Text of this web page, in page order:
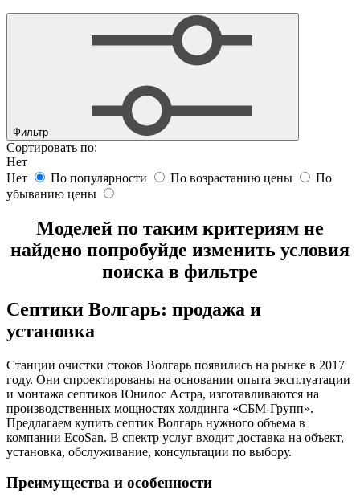
Фильтр
Сортировать по:
Нет
Нет
По популярности По возрастанию цены
По
убыванию цены
Моделей по таким критериям не
найдено попробуйде изменить условия
поиска в фильтре
Септики Волгарь: продажа и
установка
Станции очистки стоков Волгарь появились на рынке в 2017
году. Они спроектированы на основании опыта эксплуатации
и монтажа септиков Юнилос Астра, изготавливаются на
производственных мощностях холдинга «СБМ-Групп».
Предлагаем купить септик Волгарь нужного объема в
компании EcoSan. В спектр услуг входит доставка на объект,
установка, обслуживание, консультации по выбору.
Преимущества и особенности